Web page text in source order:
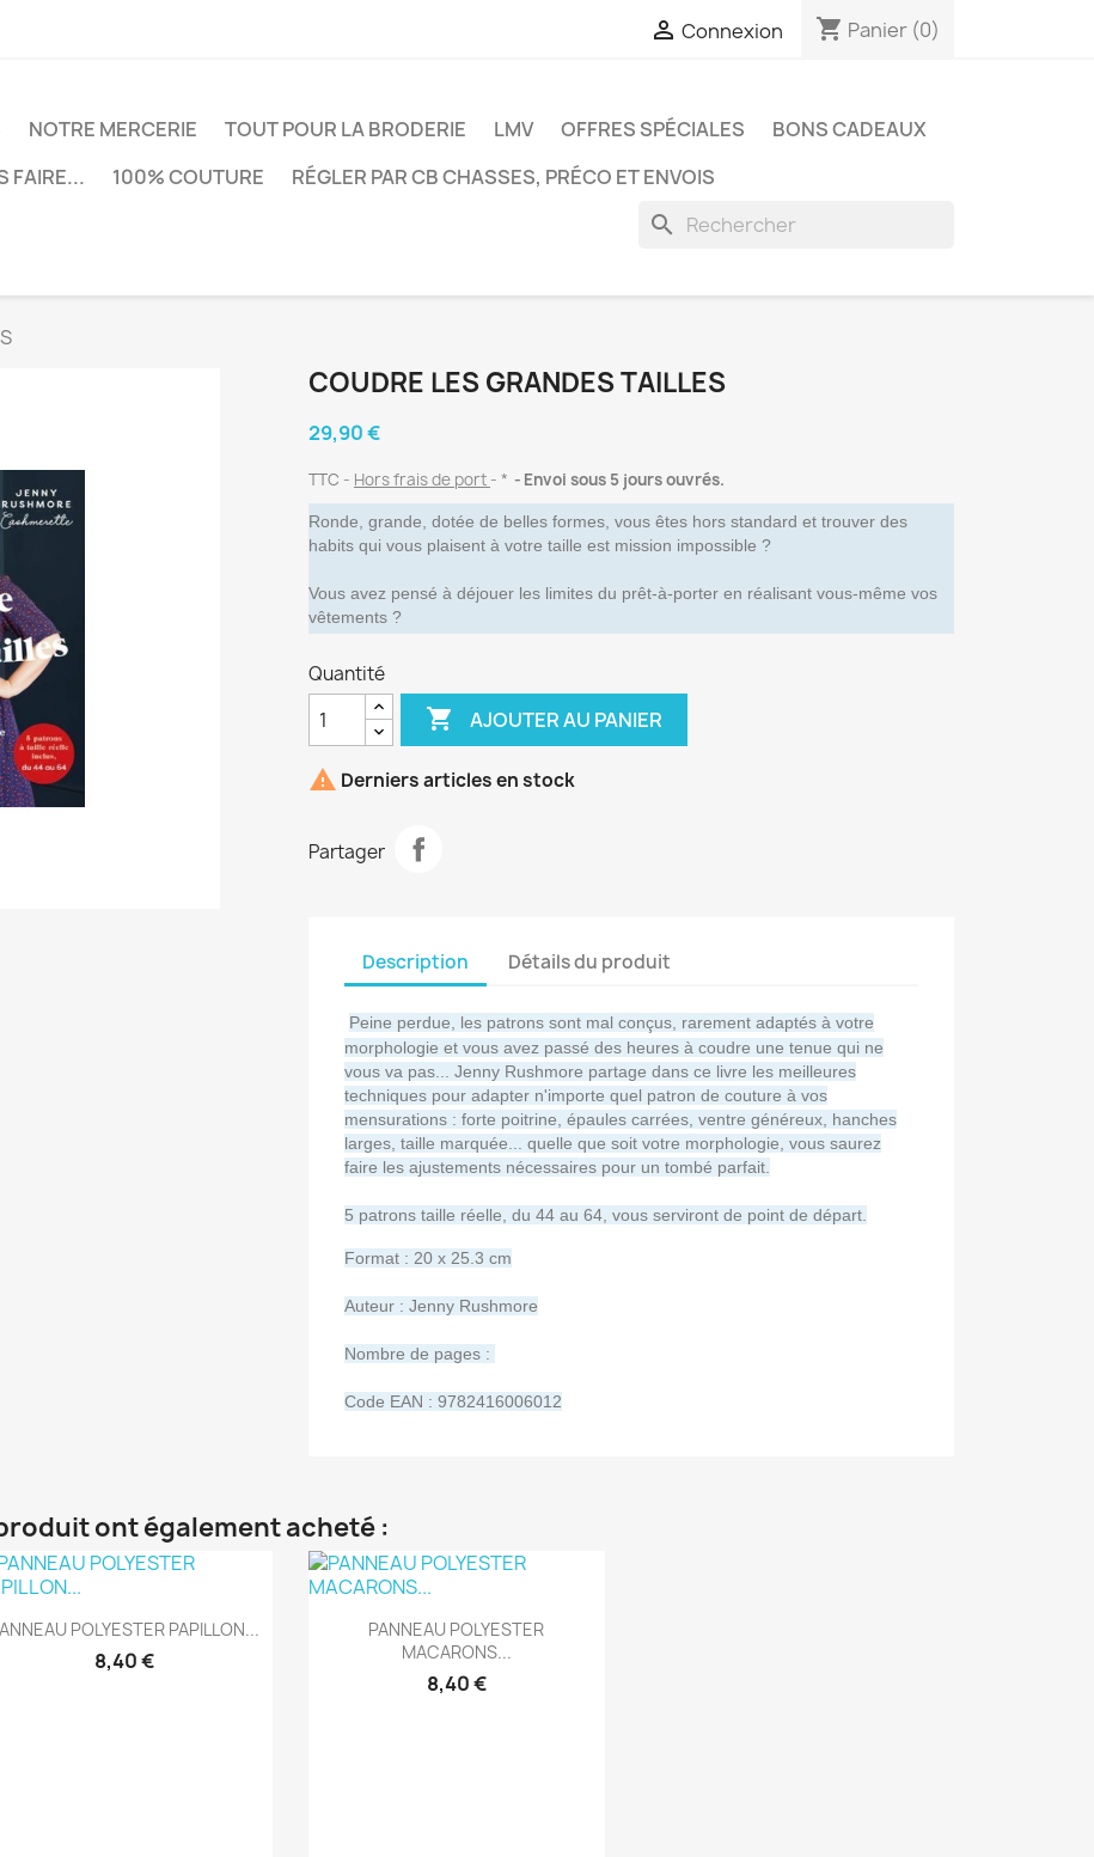
 Connexion shopping_cart Panier (0)
NOTRE MERCERIE TOUT POUR LA BRODERIE LMV OFFRES SPÉCIALES
BONS CADEAUX
FAIRE...
100% COUTURE RÉGLER PAR CB CHASSES, PRÉCO ET ENVOIS
search
COUDRE LES GRANDES TAILLES
29,90 €
TTC Hors frais de port * Envoi sous 5 jours ouvrés.
Ronde, grande, dotée de belles formes, vous êtes hors standard et trouver des
habits qui vous plaisent à votre taille est mission impossible ?
Vous avez pensé à déjouer les limites du prêt-à-porter en réalisant vous-même vos
vêtements ?
Quantité
 AJOUTER AU PANIER
 Derniers articles en stock
Partager
Description Détails du produit
Peine perdue, les patrons sont mal conçus, rarement adaptés à votre
morphologie et vous avez passé des heures à coudre une tenue qui ne
vous va pas... Jenny Rushmore partage dans ce livre les meilleures
techniques pour adapter n'importe quel patron de couture à vos
mensurations : forte poitrine, épaules carrées, ventre généreux, hanches
larges, taille marquée... quelle que soit votre morphologie, vous saurez
faire les ajustements nécessaires pour un tombé parfait.
5 patrons taille réelle, du 44 au 64, vous serviront de point de départ.
Format : 20 x 25.3 cm
Auteur : Jenny Rushmore
Nombre de pages :
Code EAN : 9782416006012
ont également acheté :
Aperçu rapide
POLYESTER PAPILLON...
8,40 €
Aperçu rapide
PANNEAU POLYESTER
MACARONS...
8,40 €